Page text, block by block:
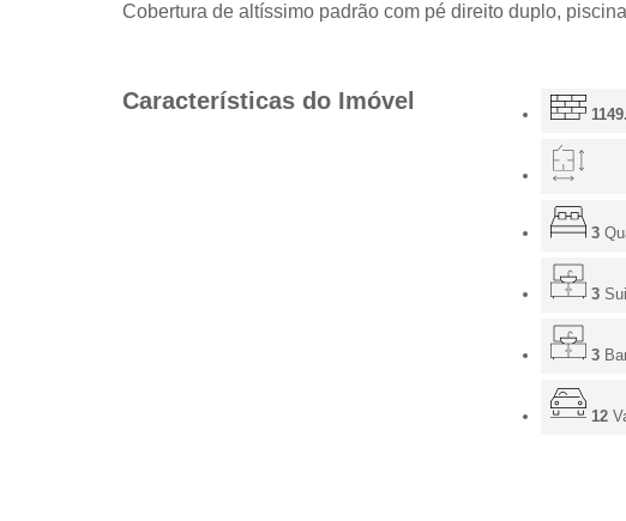
Cobertura de altíssimo padrão com pé direito duplo,
Características do Imóvel
3
3
3
12